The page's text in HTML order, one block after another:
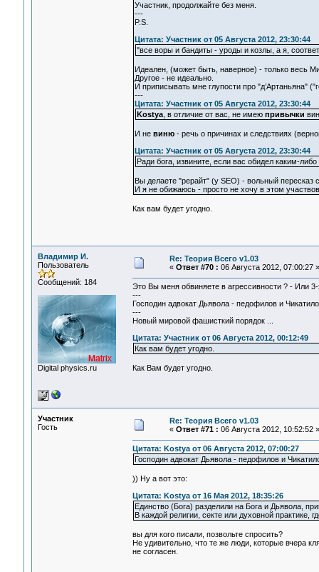
Участник, продолжайте без меня.
---
P.S.
Цитата: Участник от 05 Августа 2012, 23:30:44
"все воры и бандиты - уроды и козлы, а я,
Идеален, (может быть, наверное) - только весь
Другое - не идеально.
И приписывать мне глупости про "д’Артаньяна"
---
Цитата: Участник от 05 Августа 2012, 23:30:44
Kostya, в отличие от вас, не имею привычки
И не виню- речь о причинах и следствиях
Цитата: Участник от 05 Августа 2012, 23:30:44
Ради бога, извините, если вас обидел каким-
Вы делаете "рерайт" (у SEO) - вольный пересказ
И я не обижаюсь - просто не хочу в этом
Как вам будет угодно.
Владимир И.
Пользователь
Сообщений: 184
Digital physics.ru
Re: Теория Всего v1.03
« Ответ #70 : 06 Августа 2012, 07:00:27 »
Это Вы меня обвиняете в агрессивности ? - Или
---
Господин адвокат Дьявола - педофилов и
---
Новый мировой фашисткий порядок ...
Цитата: Участник от 06 Августа 2012, 00:12:49
Как вам будет угодно.
Как Вам будет угодно.
Участник
Гость
Re: Теория Всего v1.03
« Ответ #71 : 06 Августа 2012, 10:52:52 »
Цитата: Kostya от 06 Августа 2012, 07:00:27
Господин адвокат Дьявола - педофилов и
)) Ну а вот это:
Цитата: Kostya от 16 Мая 2012, 18:35:26
Единство (Бога) разделили на Бога и Дьявола,
В каждой религии, секте или духовной практике,
вы для кого писали, позвольте спросить?
Не удивительно, что те же люди, которые вчера
не согласен.